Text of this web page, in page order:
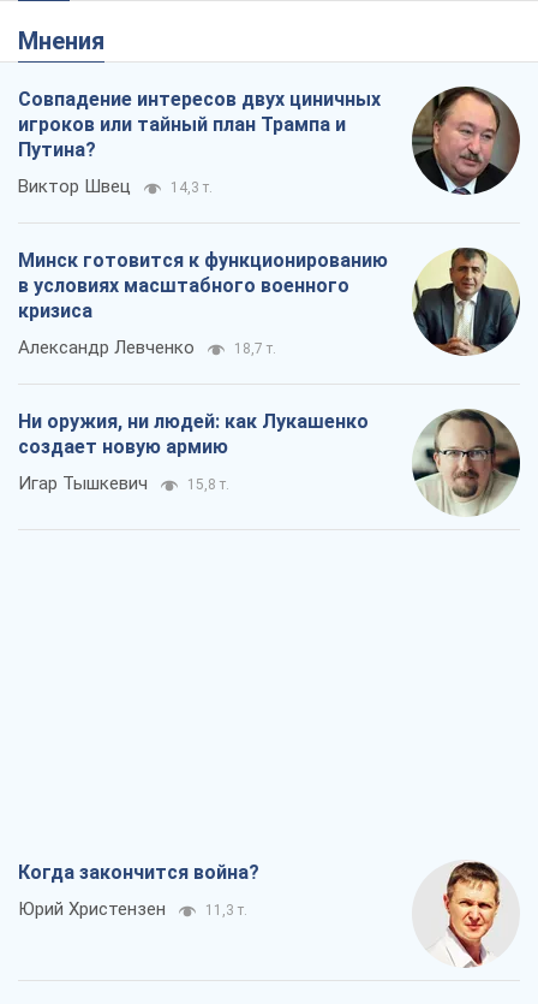
Мнения
Совпадение интересов двух циничных
игроков или тайный план Трампа и
Путина?
Виктор Швец 14,3 т.
Минск готовится к функционированию
в условиях масштабного военного
кризиса
Александр Левченко 18,7 т.
Ни оружия, ни людей: как Лукашенко
создает новую армию
Игар Тышкевич 15,8 т.
Когда закончится война?
Юрий Христензен 11,3 т.